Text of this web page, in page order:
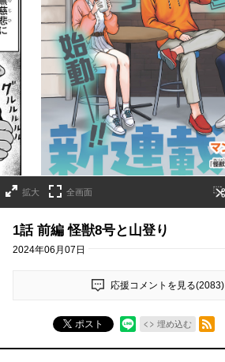
拡大 全画面
1話 前編 怪獣8号と山登り
2024年06月07日
応援コメントを見る(2083)
ポスト 埋め込む
RSSフィード